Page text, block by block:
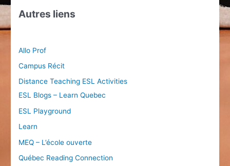
Autres liens
Allo Prof
Campus Récit
Distance Teaching ESL Activities
ESL Blogs – Learn Quebec
ESL Playground
Learn
MEQ – L’école ouverte
Québec Reading Connection